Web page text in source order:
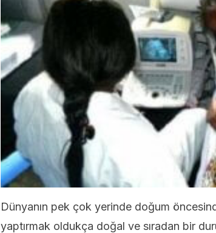
Dünyanın pek çok yerinde doğum
yaptırmak oldukça doğal ve sıradan bir